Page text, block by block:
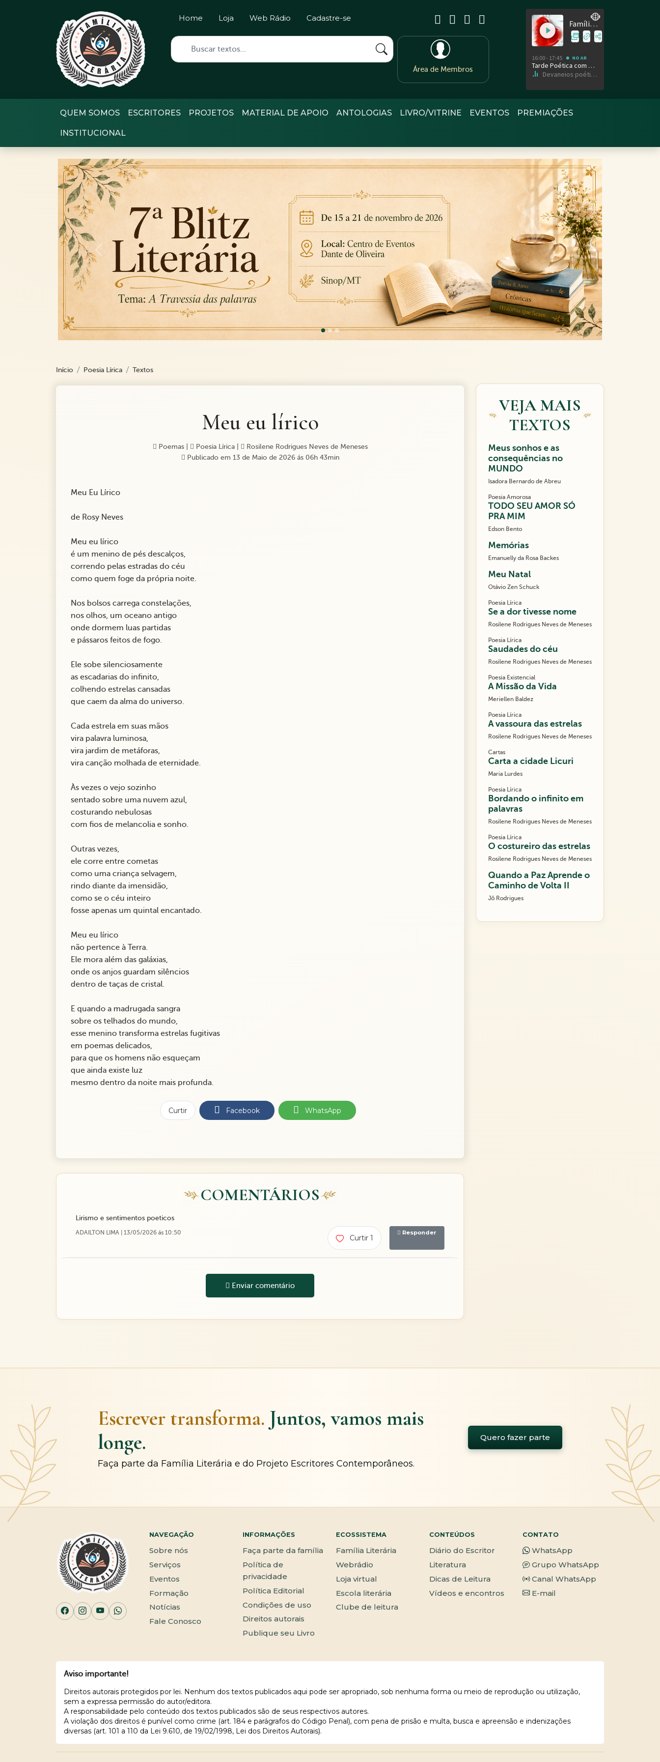
Home Loja Web Rádio Cadastre-se
Área de Membros
QUEM SOMOS ESCRITORES PROJETOS MATERIAL DE APOIO ANTOLOGIAS LIVRO/VITRINE EVENTOS PREMIAÇÕES
INSTITUCIONAL
Previous Next
Início Poesia Lírica Textos
Meu eu lírico
Poemas| Poesia Lírica
Rosilene Rodrigues Neves de Meneses
Publicado em 13 de Maio de 2026 ás 06h 43min
Meu Eu Lírico
de Rosy Neves
Meu eu lírico
é um menino de pés descalços,
correndo pelas estradas do céu
como quem foge da própria noite.
Nos bolsos carrega constelações,
nos olhos, um oceano antigo
onde dormem luas partidas
e pássaros feitos de fogo.
Ele sobe silenciosamente
as escadarias do infinito,
colhendo estrelas cansadas
que caem da alma do universo.
Cada estrela em suas mãos
vira palavra luminosa,
vira jardim de metáforas,
vira canção molhada de eternidade.
Às vezes o vejo sozinho
sentado sobre uma nuvem azul,
costurando nebulosas
com fios de melancolia e sonho.
Outras vezes,
ele corre entre cometas
como uma criança selvagem,
rindo diante da imensidão,
como se o céu inteiro
fosse apenas um quintal encantado.
Meu eu lírico
não pertence à Terra.
Ele mora além das galáxias,
onde os anjos guardam silêncios
dentro de taças de cristal.
E quando a madrugada sangra
sobre os telhados do mundo,
esse menino transforma estrelas fugitivas
em poemas delicados,
para que os homens não esqueçam
que ainda existe luz
mesmo dentro da noite mais profunda.
Curtir Facebook WhatsApp
COMENTÁRIOS
Lirismo e sentimentos poeticos
ADAILTON LIMA | 13/05/2026 ás 10:50
Curtir 1
Responder
Enviar comentário
VEJA MAIS
TEXTOS
Meus sonhos e as
consequências no
MUNDO
Isadora Bernardo de Abreu
Poesia Amorosa
TODO SEU AMOR SÓ
PRA MIM
Edson Bento
Memórias
Emanuelly da Rosa Backes
Meu Natal
Otávio Zen Schuck
Poesia Lírica
Se a dor tivesse nome
Rosilene Rodrigues Neves de Meneses
Poesia Lírica
Saudades do céu
Rosilene Rodrigues Neves de Meneses
Poesia Existencial
A Missão da Vida
Meriellen Baldez
Poesia Lírica
A vassoura das estrelas
Rosilene Rodrigues Neves de Meneses
Cartas
Carta a cidade Licuri
Maria Lurdes
Poesia Lírica
Bordando o infinito em
palavras
Rosilene Rodrigues Neves de Meneses
Poesia Lírica
O costureiro das estrelas
Rosilene Rodrigues Neves de Meneses
Quando a Paz Aprende o
Caminho de Volta II
Jô Rodrigues
Escrever transforma. Juntos, vamos mais
longe.
Faça parte da Família Literária e do Projeto Escritores Contemporâneos.
Quero fazer parte
NAVEGAÇÃO
Sobre nós
Serviços
Eventos
Formação
Notícias
Fale Conosco
INFORMAÇÕES
Faça parte da família
Política de
privacidade
Política Editorial
Condições de uso
Direitos autorais
Publique seu Livro
ECOSSISTEMA
Família Literária
Webrádio
Loja virtual
Escola literária
Clube de leitura
CONTEÚDOS
Diário do Escritor
Literatura
Dicas de Leitura
Vídeos e encontros
CONTATO
WhatsApp
Grupo WhatsApp
Canal WhatsApp
E-mail
Aviso importante!
Direitos autorais protegidos por lei. Nenhum dos textos publicados aqui pode ser apropriado, sob nenhuma forma ou meio de reprodução ou utilização,
sem a expressa permissão do autor/editora.
A responsabilidade pelo conteúdo dos textos publicados são de seus respectivos autores.
A violação dos direitos é punível como crime (art. 184 e parágrafos do Código Penal), com pena de prisão e multa, busca e apreensão e indenizações
diversas (art. 101 a 110 da Lei 9.610, de 19/02/1998, Lei dos Direitos Autorais).